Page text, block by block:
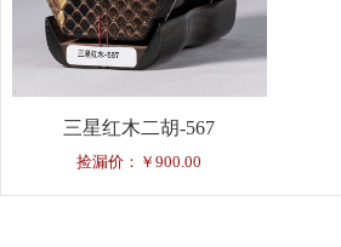
三星红木二胡-567
捡漏价：￥900.00